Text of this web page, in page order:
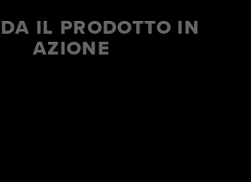
IL PRODOTTO IN
AZIONE